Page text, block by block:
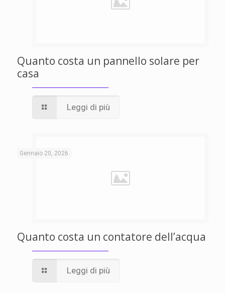
Quanto costa un pannello solare per
casa
Leggi di più
Gennaio 20, 2026
Quanto costa un contatore dell’acqua
Leggi di più